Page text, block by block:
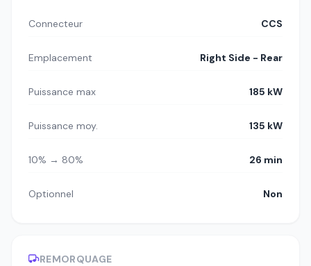
Connecteur CCS
Emplacement Right Side - Rear
Puissance max 185 kW
Puissance moy. 135 kW
10% → 80% 26 min
Optionnel Non
REMORQUAGE